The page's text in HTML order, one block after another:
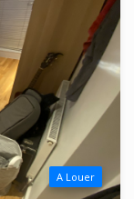
A Louer